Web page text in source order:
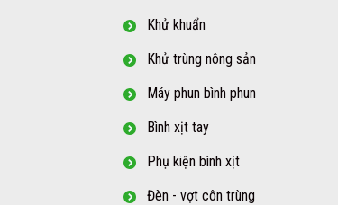
Khử khuẩn
Khử trùng nông sản
Máy phun bình phun
Bình xịt tay
Phụ kiện bình xịt
Đèn - vợt côn trùng